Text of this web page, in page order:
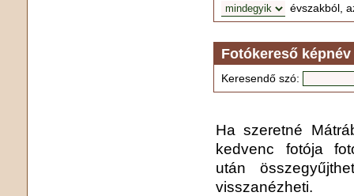
évszakból,
Fotókereső
Keresendő szó:
Ha szeretné
kedvenc fotója
után
visszanézheti.